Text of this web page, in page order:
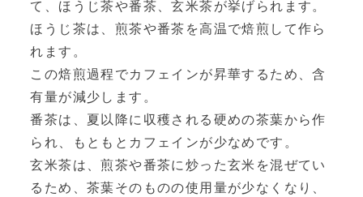
て、ほうじ茶や番茶、玄米茶が挙げられます。
ほうじ茶は、煎茶や番茶を高温で焙煎して作ら
れます。
この焙煎過程でカフェインが昇華するため、含
有量が減少します。
番茶は、夏以降に収穫される硬めの茶葉から作
られ、もともとカフェインが少なめです。
玄米茶は、煎茶や番茶に炒った玄米を混ぜてい
るため、茶葉そのものの使用量が少なくなり、